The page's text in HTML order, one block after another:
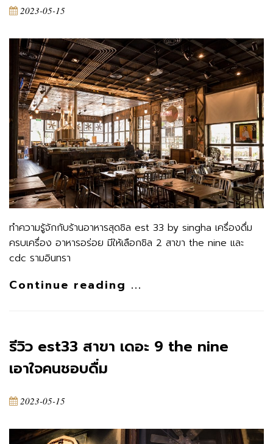
2023-05-15
ทำความรู้จักกับร้านอาหารสุดชิล est 33 by singha เครื่องดื่ม
ครบเครื่อง อาหารอร่อย มีให้เลือกชิล 2 สาขา the nine และ
cdc รามอินทรา
Continue reading ...
รีวิว est33 สาขา เดอะ 9 the nine
เอาใจคนชอบดื่ม
2023-05-15